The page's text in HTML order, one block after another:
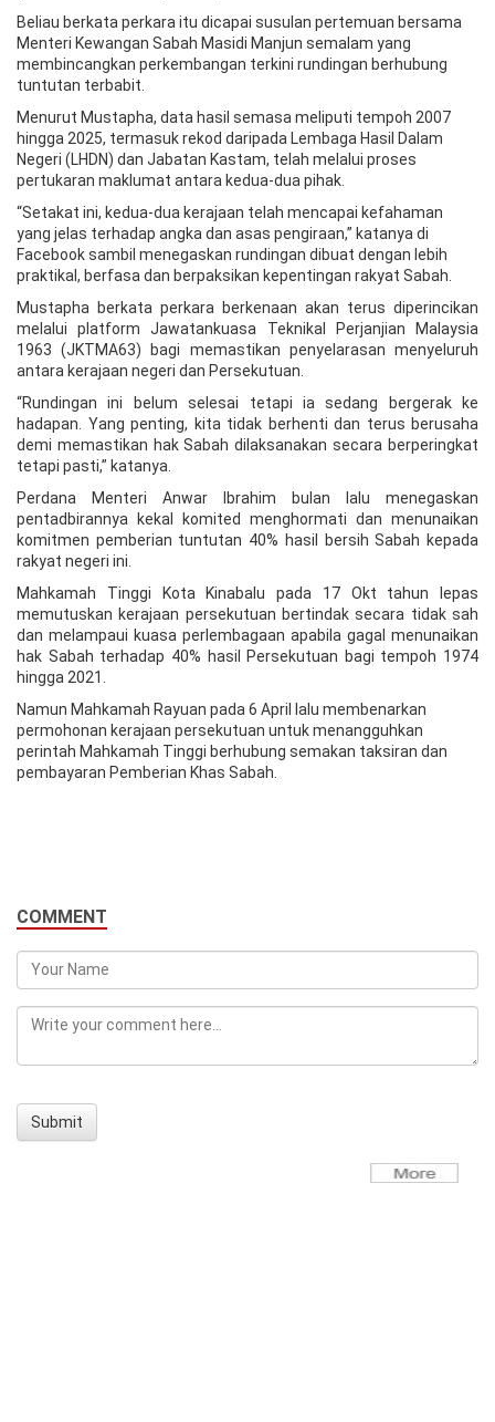
Beliau berkata perkara itu dicapai susulan pertemuan bersama
Menteri Kewangan Sabah Masidi Manjun semalam yang
membincangkan perkembangan terkini rundingan berhubung
tuntutan terbabit.
Menurut Mustapha, data hasil semasa meliputi tempoh 2007
hingga 2025, termasuk rekod daripada Lembaga Hasil Dalam
Negeri (LHDN) dan Jabatan Kastam, telah melalui proses
pertukaran maklumat antara kedua-dua pihak.
“Setakat ini, kedua-dua kerajaan telah mencapai kefahaman
yang jelas terhadap angka dan asas pengiraan,” katanya di
Facebook sambil menegaskan rundingan dibuat dengan lebih
praktikal, berfasa dan berpaksikan kepentingan rakyat Sabah.
Mustapha berkata perkara berkenaan akan terus diperincikan
melalui platform Jawatankuasa Teknikal Perjanjian Malaysia
1963 (JKTMA63) bagi memastikan penyelarasan menyeluruh
antara kerajaan negeri dan Persekutuan.
“Rundingan ini belum selesai tetapi ia sedang bergerak ke
hadapan. Yang penting, kita tidak berhenti dan terus berusaha
demi memastikan hak Sabah dilaksanakan secara berperingkat
tetapi pasti,” katanya.
Perdana Menteri Anwar Ibrahim bulan lalu menegaskan
pentadbirannya kekal komited menghormati dan menunaikan
komitmen pemberian tuntutan 40% hasil bersih Sabah kepada
rakyat negeri ini.
Mahkamah Tinggi Kota Kinabalu pada 17 Okt tahun lepas
memutuskan kerajaan persekutuan bertindak secara tidak sah
dan melampaui kuasa perlembagaan apabila gagal menunaikan
hak Sabah terhadap 40% hasil Persekutuan bagi tempoh 1974
hingga 2021.
Namun Mahkamah Rayuan pada 6 April lalu membenarkan
permohonan kerajaan persekutuan untuk menangguhkan
perintah Mahkamah Tinggi berhubung semakan taksiran dan
pembayaran Pemberian Khas Sabah.
COMMENT
Submit